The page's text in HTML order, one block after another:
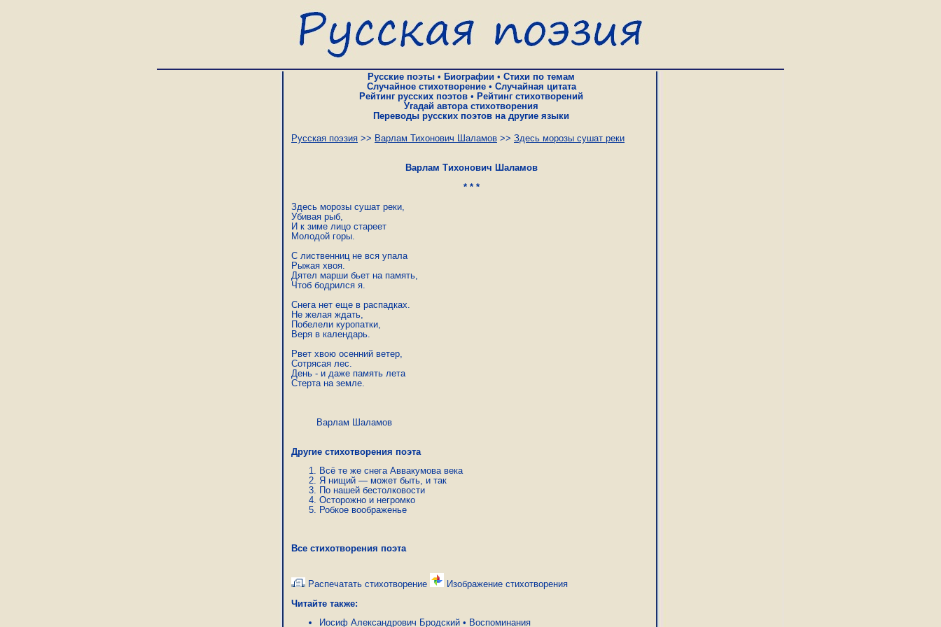
Русские поэты • Биографии • Стихи по темам
Случайное стихотворение• Случайная цитата
Рейтинг русских поэтов • Рейтинг стихотворений
Угадай автора стихотворения
Переводы русских поэтов на другие языки
Русская поэзия >> Варлам Тихонович Шаламов >> Здесь морозы сушат реки
Варлам Тихонович Шаламов
* * *
Здесь морозы сушат реки,
Убивая рыб,
И к зиме лицо стареет
Молодой горы.
С лиственниц не вся упала
Рыжая хвоя.
Дятел марши бьет на память,
Чтоб бодрился я.
Снега нет еще в распадках.
Не желая ждать,
Побелели куропатки,
Веря в календарь.
Рвет хвою осенний ветер,
Сотрясая лес.
День - и даже память лета
Стерта на земле.
Варлам Шаламов
Другие стихотворения поэта
Всё те же снега Аввакумова века
Я нищий — может быть, и так
По нашей бестолковости
Осторожно и негромко
Робкое воображенье
Все стихотворения поэта
Распечатать стихотворение
Изображение стихотворения
Читайте также:
Иосиф Александрович Бродский • Воспоминания